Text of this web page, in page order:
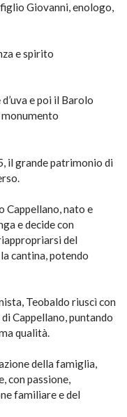
Giovanni, enologo,
e spirito
e poi il Barolo
monumento
il grande patrimonio di
Cappellano, nato e
e decide con
del
cantina, potendo
Teobaldo riuscì con
Cappellano, puntando
qualità.
della famiglia,
con passione,
familiare e del